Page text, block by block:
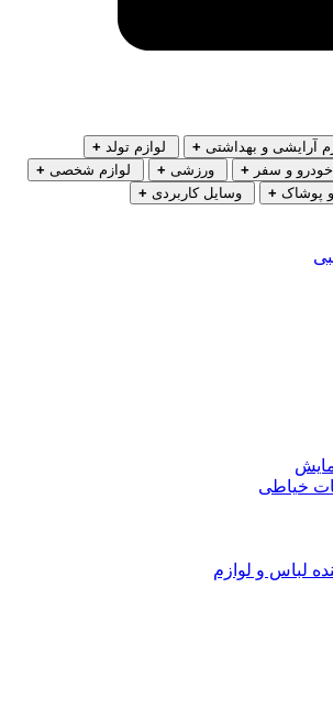
آرایشی و بهداشتی + لوازم تولد +
خودرو و سفر + ورزشی + لوازم شخصی +
پوشاک + وسایل کاربردی +
خیاطی
لباس و لوازم